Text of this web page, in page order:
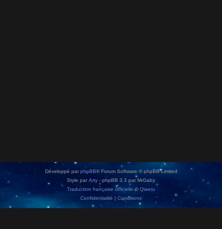
Développé par phpBB® Forum Software © phpBB Limited
Style parArty - phpBB 3.3 par MrGaby
Traduction française officielle ©Qiaeru
Confidentialité | Conditions